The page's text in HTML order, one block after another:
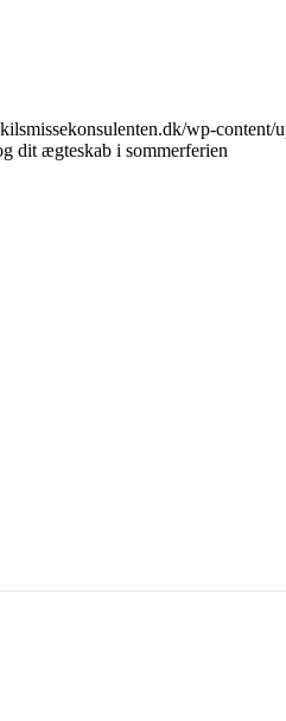
wp-content/
dit ægteskab i sommerferien